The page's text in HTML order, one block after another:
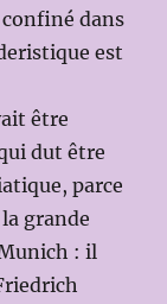
dans
est
être
dut être
parce
grande
: il